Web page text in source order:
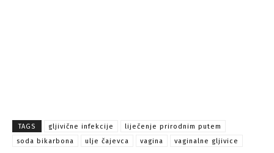
TAGS gljivične infekcije
liječenje prirodnim putem
soda bikarbona
ulje čajevca vagina vaginalne gljivice